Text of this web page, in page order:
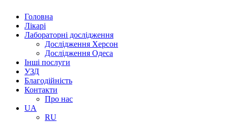
Головна
Лікарі
Лабораторні дослідження
Дослідження Херсон
Дослідження Одеса
Інші послуги
УЗД
Благодійність
Контакти
Про нас
UA
RU